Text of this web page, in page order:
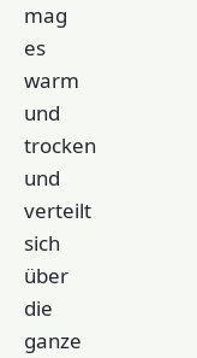
mag
es
warm
und
trocken
und
verteilt
sich
über
die
ganze